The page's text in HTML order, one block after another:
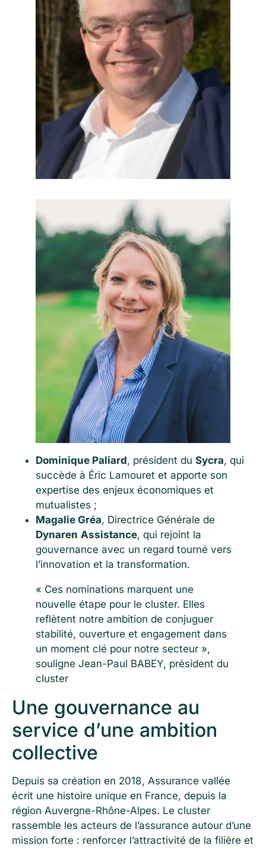
Dominique Paliard, président du Sycra, qui
succède à Éric Lamouret et apporte son
expertise des enjeux économiques et
mutualistes ;
Magalie Gréa, Directrice Générale de
Dynaren Assistance, qui rejoint la
gouvernance avec un regard tourné vers
l’innovation et la transformation.
« Ces nominations marquent une
nouvelle étape pour le cluster. Elles
reflètent notre ambition de conjuguer
stabilité, ouverture et engagement dans
un moment clé pour notre secteur »,
souligne Jean-Paul BABEY, président du
cluster
Une gouvernance au
service d’une ambition
collective
Depuis sa création en 2018, Assurance vallée
écrit une histoire unique en France, depuis la
région Auvergne-Rhône-Alpes. Le cluster
rassemble les acteurs de l’assurance autour d’une
mission forte : renforcer l’attractivité de la filière et